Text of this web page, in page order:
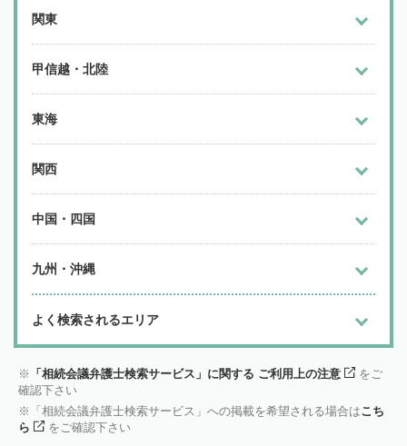
関東
甲信越・北陸
東海
関西
中国・四国
九州・沖縄
よく検索されるエリア
「相続会議弁護士検索サービス」に関する ご利用上の注意
をご
確認下さい
「相続会議弁護士検索サービス」への掲載を希望される場合はこち
ら
をご確認下さい